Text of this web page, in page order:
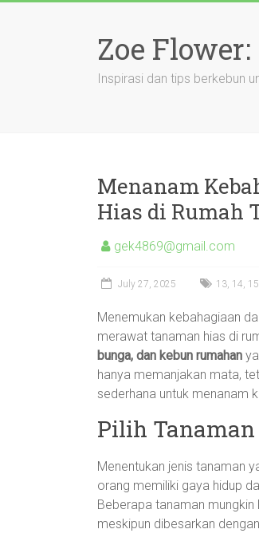
Zoe
Inspirasi dan tips berkebun
Menanam
Hias di Rumah
gek4869@gmail.com
July 27, 2025 13, 14, 15
Menemukan kebahagiaan
merawat tanaman hias di
bunga, dan kebun rumahan
hanya memanjakan mata,
sederhana untuk menanam
Pilih Tanaman
Menentukan jenis tanaman
orang memiliki gaya hidup
Beberapa tanaman
meskipun dibesarkan